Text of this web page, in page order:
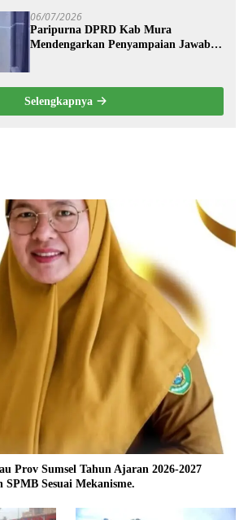
06/07/2026
Paripurna DPRD Kab Mura
Mendengarkan Penyampaian Jawaban
Kabupaten Musi Rawas Tahun
Anggaran 2025.
Selengkapnya
Prov Sumsel Tahun Ajaran 2026-2027
Sukses Melaksanakan SPMB Sesuai Mekanisme.